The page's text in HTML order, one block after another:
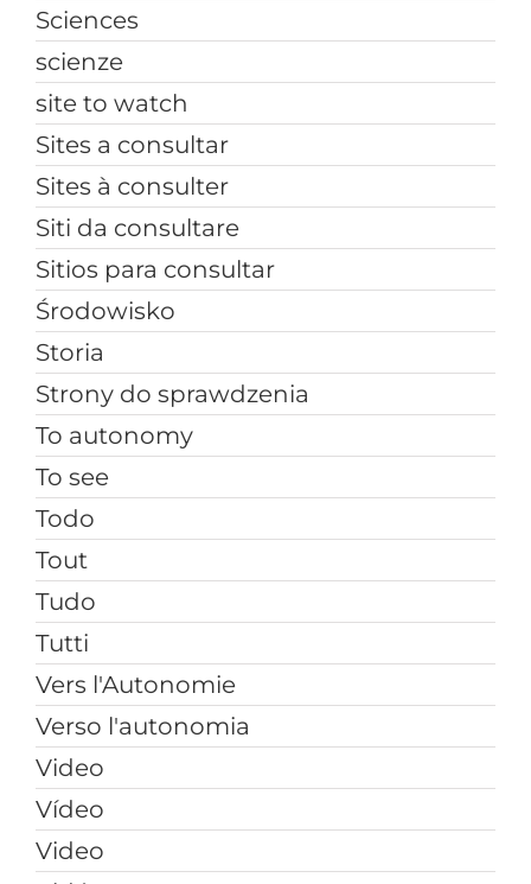
Sciences
scienze
site to watch
Sites a consultar
Sites à consulter
Siti da consultare
Sitios para consultar
Środowisko
Storia
Strony do sprawdzenia
To autonomy
To see
Todo
Tout
Tudo
Tutti
Vers l'Autonomie
Verso l'autonomia
Video
Vídeo
Video